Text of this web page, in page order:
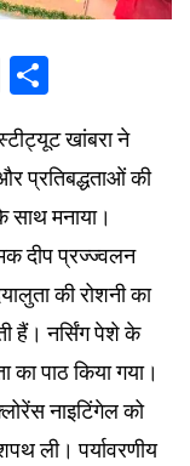
Print
खांबरा ने
प्रतिबद्धताओं की
मनाया।
दीप प्रज्ज्वलन
की रोशनी का
हैं। नर्सिंग पेशे के
का पाठ किया गया।
नाइटिंगेल को
ली। पर्यावरणीय